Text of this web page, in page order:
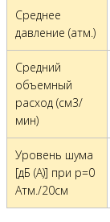
Среднее
давление (атм.)
Средний
объемный
расход (см3/
мин)
Уровень шума
[дБ (A)] при p=0
Атм./20см